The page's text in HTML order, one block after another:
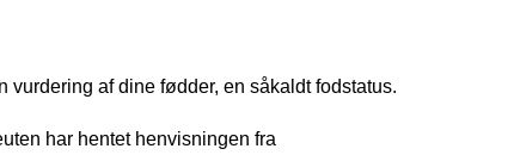
af dine fødder, en såkaldt fodstatus.
har hentet henvisningen fra